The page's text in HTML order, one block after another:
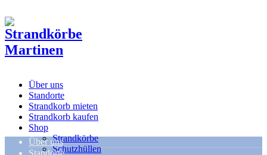
Über uns
Standorte
Strandkorb mieten
Strandkorb kaufen
Shop
Strandkörbe
Schutzhüllen
Über uns
Standorte